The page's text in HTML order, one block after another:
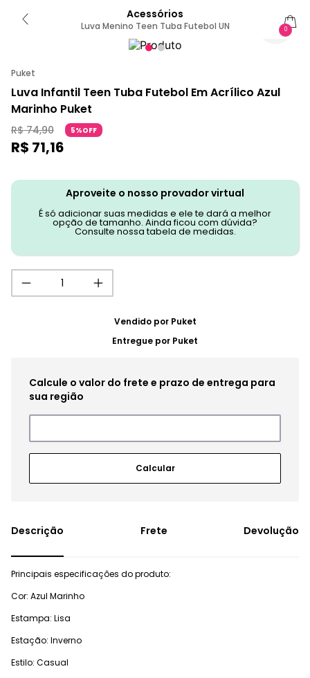
Acessórios
Luva Menino Teen Tuba Futebol UN 0
Puket
Luva Infantil Teen Tuba Futebol Em Acrílico Azul
Marinho Puket
R$ 74,90 5%OFF
R$ 71,16
Aproveite o nosso provador virtual
É só adicionar suas medidas e ele te dará a melhor
opção de tamanho. Ainda ficou com dúvida?
Consulte nossa tabela de medidas.
Vendido por Puket
Entregue por Puket
Frete Devolução
Principais especificações do produto:
Cor: Azul Marinho
Estampa: Lisa
Estação: Inverno
Estilo: Casual